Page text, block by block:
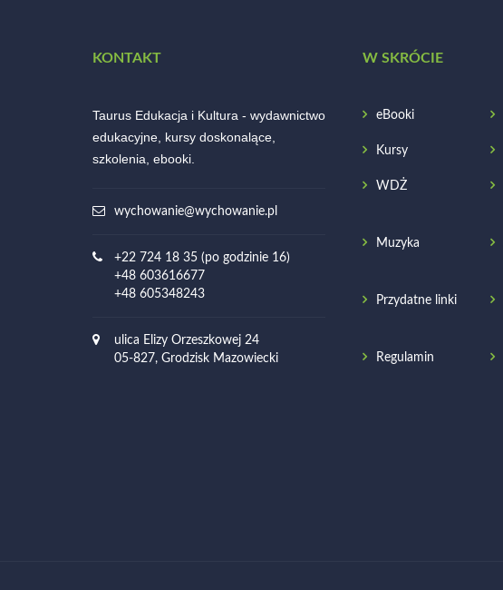
KONTAKT
Taurus Edukacja i Kultura - wydawnictwo
edukacyjne, kursy doskonalące,
szkolenia, ebooki.
wychowanie@wychowanie.pl
+22 724 18 35 (po godzinie 16)
+48 603616677
+48 605348243
ulica Elizy Orzeszkowej 24
05-827, Grodzisk Mazowiecki
W SKRÓCIE
eBooki
Kursy
WDŻ
Muzyka
Przydatne linki
Regulamin